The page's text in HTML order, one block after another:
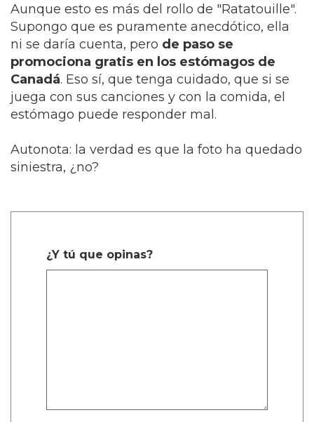
Aunque esto es más del rollo de "Ratatouille".
Supongo que es puramente anecdótico, ella
ni se daría cuenta, pero de paso se
promociona gratis en los estómagos de
Canadá. Eso sí, que tenga cuidado, que si se
juega con sus canciones y con la comida, el
estómago puede responder mal.
Autonota: la verdad es que la foto ha quedado
siniestra, ¿no?
¿Y tú que opinas?